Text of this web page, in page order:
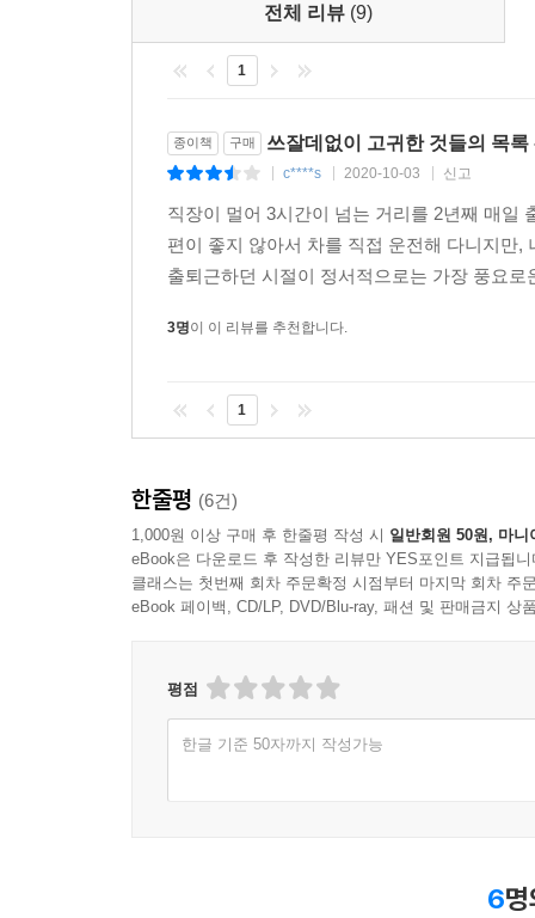
아이들이 열심히 책 읽는 걸 보면 덩달아 책을
경험이며 실천이다. 그런 훈련과 경험과 실천이
공생의 철학을 체득한 ‘인간’이 자란다. _「공생의
2001년 도정일은 시민단체 ‘책읽는사회만들기
시작하면서 본격적으로 도서관운동에 뛰어든
떼려야 뗄 수 없는 키워드로 붙어다니기 시작한다
기본 인프라 중에서도 핵심에 속한다는 게 그
연결하기 위해 ‘도서관 빈곤국’인 한국 사회 곳
쇄신하는 일에 몰두하고 있다. ‘틀에 갇히지 않는
아니라 인문학의 정신, 교양의 정신이라고 그
불요불급한 절차일 뿐이라는 ‘다수의 편견’에 맞
중요한 일들 중에서 세상 사람들이 궁극적으로 동
‘야만에 대한 저항’이다. 의미, 희망, 정의는
여유로워도 좋은 느림의 체제일 때 비로소 ‘두
전체 리뷰 (9)
1
종이책 구매 쓰잘데없이 고귀한 것들의 목록
c****s 2020-10-03 신고
직장이 멀어 3시간이 넘는 거리를 2년째 매일
편이 좋지 않아서 차를 직접 운전해 다니지만
출퇴근하던 시절이 정서적으로는 가장 풍요
3명이 이 리뷰를 추천합니다.
1
한줄평 (6건)
1,000원 이상 구매 후 한줄평 작성 시 일반회원 50원, 마니
eBook은 다운로드 후 작성한 리뷰만 YES포인트 지급됩니
클래스는 첫번째 회차 주문확정 시점부터 마지막 회차 주
eBook 페이백, CD/LP, DVD/Blu-ray, 패션 및 판매금지 상
평점
한글 기준 50자까지 작성가능
6